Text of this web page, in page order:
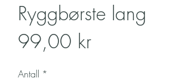
Ryggbørste lang
99,00 krPris
Antall *